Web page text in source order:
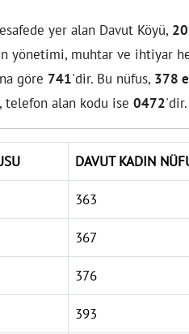
yer alan Davut Köyü,
yönetimi, muhtar ve ihtiyar
göre 741'dir. Bu nüfus, 378
, telefon alan kodu ise 0472'dir.
DAVUT KADIN
363
367
376
393